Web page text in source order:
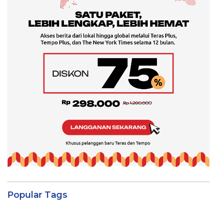
Popular Tags